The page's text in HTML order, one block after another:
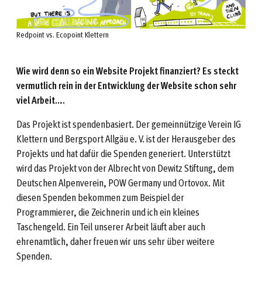
Redpoint vs. Ecopoint Klettern
Wie wird denn so ein Website Projekt finanziert? Es steckt
vermutlich rein in der Entwicklung der Website schon sehr
viel Arbeit….
Das Projekt ist spendenbasiert. Der gemeinnützige Verein IG
Klettern und Bergsport Allgäu e. V. ist der Herausgeber des
Projekts und hat dafür die Spenden generiert. Unterstützt
wird das Projekt von der Albrecht von Dewitz Stiftung, dem
Deutschen Alpenverein, POW Germany und Ortovox. Mit
diesen Spenden bekommen zum Beispiel der
Programmierer, die Zeichnerin und ich ein kleines
Taschengeld. Ein Teil unserer Arbeit läuft aber auch
ehrenamtlich, daher freuen wir uns sehr über weitere
Spenden.